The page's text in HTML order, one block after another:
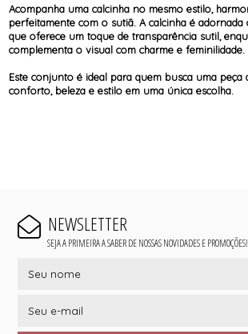
Acompanha uma calcinha no mesmo estilo,
perfeitamente com o sutiã. A calcinha é adornada
que oferece um toque de transparência sutil,
complementa o visual com charme e feminilidade.
Este conjunto é ideal para quem busca uma peça
conforto, beleza e estilo em uma única escolha.
NEWSLETTER
SEJA A PRIMEIRA A SABER DE NOSSAS NOVIDADES E PROMOÇÕES!